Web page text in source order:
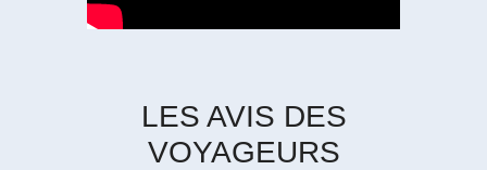
LES AVIS DES
VOYAGEURS